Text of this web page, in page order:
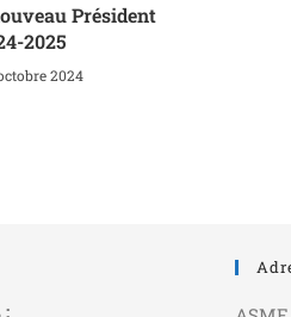
Président
2025
2024
: